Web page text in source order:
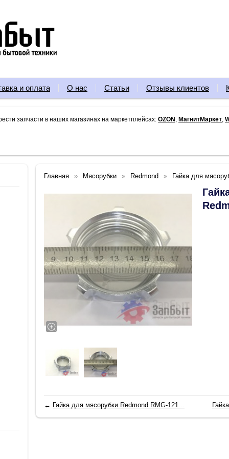
и оплата О нас Статьи Отзывы клиентов
запчасти в наших магазинах на маркетплейсах: OZON МагнитМаркет
Главная Мясорубки Redmond Гайка для
← Гайка для мясорубки Redmond RMG-121...